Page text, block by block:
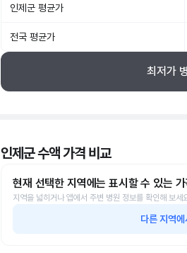
인제군 평균가
전국 평균가
최저가
인제군 수액 가격 비교
현재 선택한 지역에는 표시할 수 있는
지역을 넓히거나 앱에서 주변 병원 정보를 확인해 보세
다른 지역에